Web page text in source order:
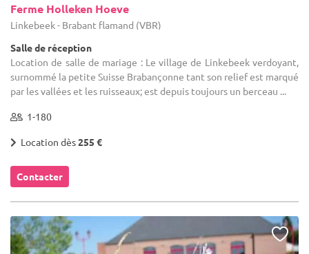
Ferme Holleken Hoeve
Linkebeek - Brabant flamand (VBR)
Salle de réception
Location de salle de mariage : Le village de Linkebeek verdoyant,
surnommé la petite Suisse Brabançonne tant son relief est marqué
par les vallées et les ruisseaux; est depuis toujours un berceau ...
1-180
Location dès255 €
Contacter